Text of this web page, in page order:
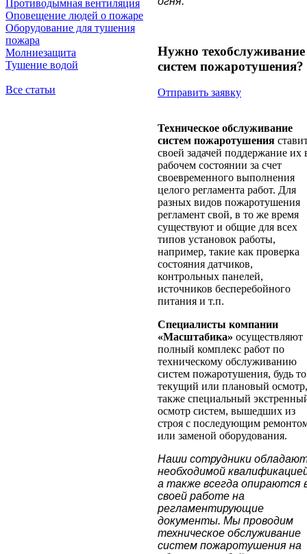
Противодымная вентиляция
Оповещение людей о пожаре
Оборудование для тушения
пожара
Молниезащита
Тушение водой
Все статьи
Нужно техобслуживание
систем пожаротушения?
Отправить заявку
Техническое обслуживание
систем пожаротушения
своей задачей поддержание их
рабочем состоянии за счет
своевременного выполнения
целого регламента работ. Для
разных видов пожаротушения
регламент свой, в то же время
существуют и общие для всех
типов установок работы,
например, такие как проверка
состояния датчиков,
контрольных панелей,
источников бесперебойного
питания и т.п.
Специалисты компании
«Масштабика» осуществляют
полный комплекс работ по
техническому обслуживанию
систем пожаротушения, будь то
текущий или плановый
также специальный
осмотр систем, вышедших из
строя с последующим
или заменой оборудования.
Наши сотрудники
необходимой
а также всегда опираются
своей работе на
регламентирующие
документы. Мы проводим
техническое обслуживание
систем пожаротушения на